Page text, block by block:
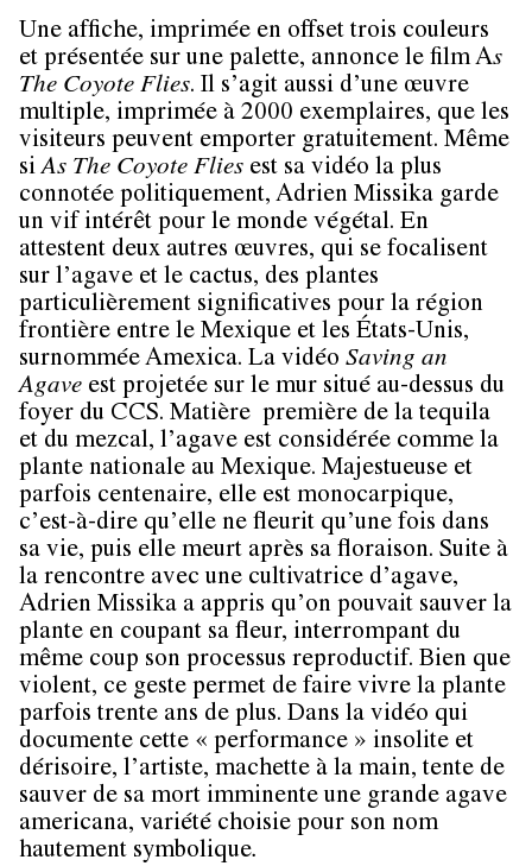
Une affiche, imprimée en offset trois couleurs
et présentée sur une palette, annonce le film As
The Coyote Flies. Il s’agit aussi d’une œuvre
multiple, imprimée à 2000 exemplaires, que les
visiteurs peuvent emporter gratuitement. Même
siAs The Coyote Flies est sa vidéo la plus
connotée politiquement, Adrien Missika garde
un vif intérêt pour le monde végétal. En
attestent deux autres œuvres, qui se focalisent
sur l’agave et le cactus, des plantes
particulièrement significatives pour la région
frontière entre le Mexique et les États-Unis,
surnommée Amexica. La vidéo Saving an
Agave est projetée sur le mur situé au-dessus du
foyer du CCS. Matière première de la tequila
et du mezcal, l’agave est considérée comme la
plante nationale au Mexique. Majestueuse et
parfois centenaire, elle est monocarpique,
c’est-à-dire qu’elle ne fleurit qu’une fois dans
sa vie, puis elle meurt après sa floraison. Suite à
la rencontre avec une cultivatrice d’agave,
Adrien Missika a appris qu’on pouvait sauver la
plante en coupant sa fleur, interrompant du
même coup son processus reproductif. Bien que
violent, ce geste permet de faire vivre la plante
parfois trente ans de plus. Dans la vidéo qui
documente cette « performance » insolite et
dérisoire, l’artiste, machette à la main, tente de
sauver de sa mort imminente une grande agave
americana, variété choisie pour son nom
hautement symbolique.